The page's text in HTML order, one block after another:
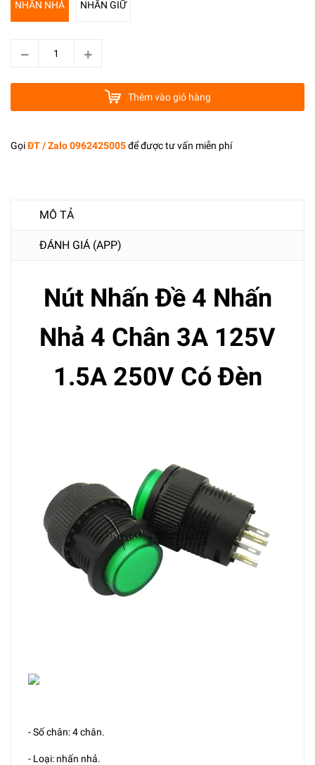
NHẤN NHẢ NHẤN GIỮ
Thêm vào giỏ hàng
GọiĐT / Zalo 0962425005để được tư vấn miễn phí
MÔ TẢ
ĐÁNH GIÁ (APP)
Nút Nhấn Đề 4 Nhấn
Nhả 4 Chân 3A 125V
1.5A 250V Có Đèn
- Số chân: 4 chân.
- Loại: nhấn nhả.